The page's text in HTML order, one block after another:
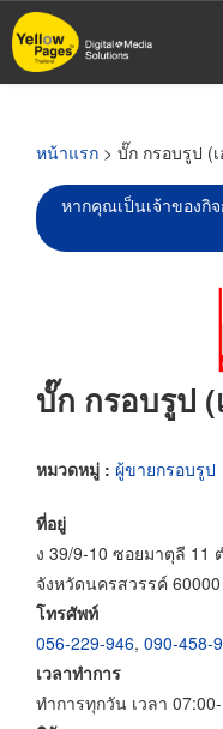
ข้าม
ไป
หน้าแรก > บั๊ก กรอบรูป (
หากคุณเป็นเจ้าของกิ
บั๊ก กรอบรูป (
หมวดหมู่ : ผู้ขายกรอบรูป
ที่อยู่
ง 39/9-10 ซอยมาตุลี 11
จังหวัดนครสวรรค์ 60000
โทรศัพท์
056-229-946, 090-458-
เวลาทำการ
ทำการทุกวัน เวลา